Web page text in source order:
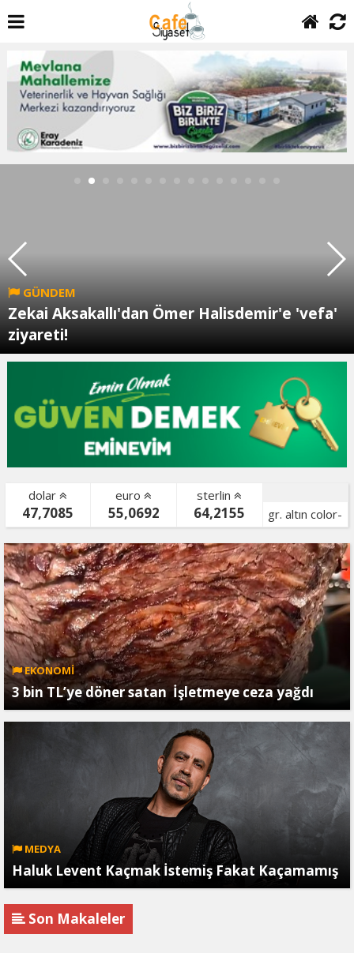
GÜNDEM
Zekai Aksakallı'dan Ömer Halisdemir'e 'vefa'
ziyareti!
dolar
47,7085
euro
55,0692
sterlin
64,2155
gr. altın color-
bist color-
EKONOMİ
3 bin TL’ye döner satan İşletmeye ceza yağdı
MEDYA
Haluk Levent Kaçmak İstemiş Fakat Kaçamamış
Son Makaleler